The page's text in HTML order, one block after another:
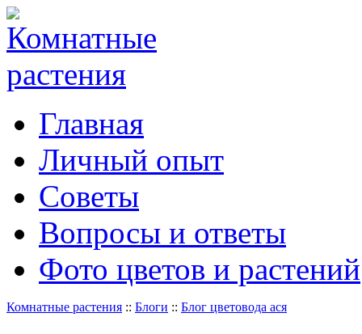
Главная
Личный опыт
Советы
Вопросы и ответы
Фото цветов и растений
Комнатные растения :: Блоги :: Блог цветовода ася